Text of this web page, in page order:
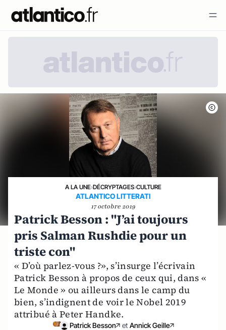
A LA UNE›DÉCRYPTAGES›CULTURE
ATLANTICO LITTERATI
17 octobre 2019
Patrick Besson : "J’ai toujours
pris Salman Rushdie pour un
triste con"
« D’où parlez-vous ?», s’insurge l’écrivain
Patrick Besson à propos de ceux qui, dans «
Le Monde » ou ailleurs dans le camp du
bien, s’indignent de voir le Nobel 2019
attribué à Peter Handke.
Patrick Besson et Annick Geille